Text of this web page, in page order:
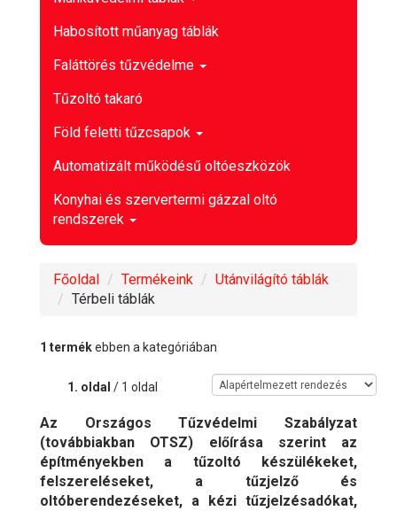
Habosított műanyag táblák
Faláttörés tűzvédelme
Tűzoltó takaró
Föld feletti tűzcsapok
Automatizált működésű oltóeszközök
Konyhai és szervertermi gázzal oltó
rendszerek
Főoldal Termékeink
Utánvilágító táblák
Térbeli táblák
1 termékebben a kategóriában
1. oldal / 1 oldal
Az Országos Tűzvédelmi Szabályzat
(továbbiakban OTSZ) előírása szerint az
építményekben a tűzoltó készülékeket,
felszereléseket, a tűzjelző és
oltóberendezéseket, a kézi tűzjelzésadókat,